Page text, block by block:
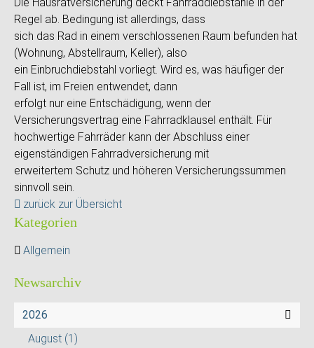
Regel ab. Bedingung ist allerdings, dass
sich das Rad in einem verschlossenen Raum befunden hat
(Wohnung, Abstellraum, Keller), also
ein Einbruchdiebstahl vorliegt. Wird es, was häufiger der
Fall ist, im Freien entwendet, dann
erfolgt nur eine Entschädigung, wenn der
Versicherungsvertrag eine Fahrradklausel enthält. Für
hochwertige Fahrräder kann der Abschluss einer
eigenständigen Fahrradversicherung mit
erweitertem Schutz und höheren Versicherungssummen
sinnvoll sein.
zurück zur Übersicht
Kategorien
Allgemein
Newsarchiv
2026
August (1)